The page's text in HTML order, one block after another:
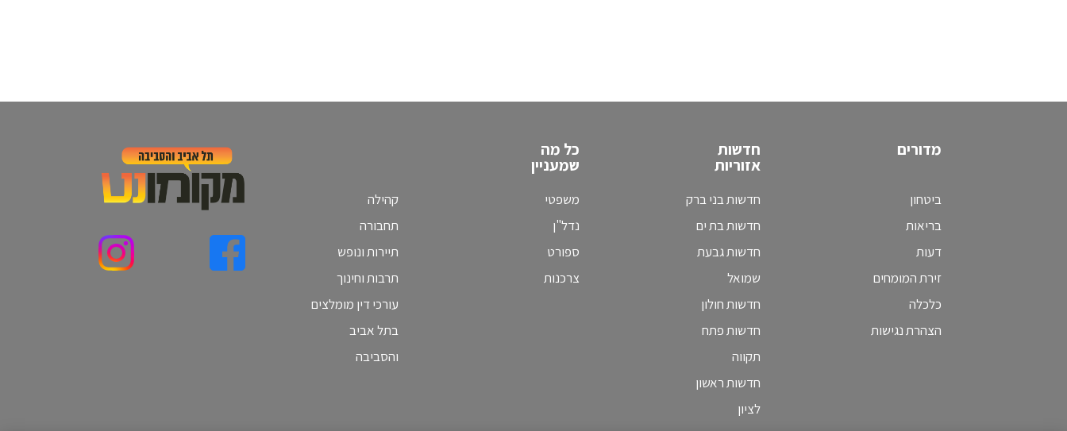
מדורים
ביטחון
בריאות
דעות
זירת המומחים
כלכלה
הצהרת נגישות
חדשות
אזוריות
חדשות בני ברק
חדשות בת ים
חדשות גבעת
שמואל
חדשות חולון
חדשות פתח
תקווה
חדשות ראשון
לציון
כל מה
שמעניין
משפטי
נדל"ן
ספורט
צרכנות
קהילה
תחבורה
תיירות ונופש
תרבות וחינוך
עורכי דין מומלצים
בתל אביב
והסביבה